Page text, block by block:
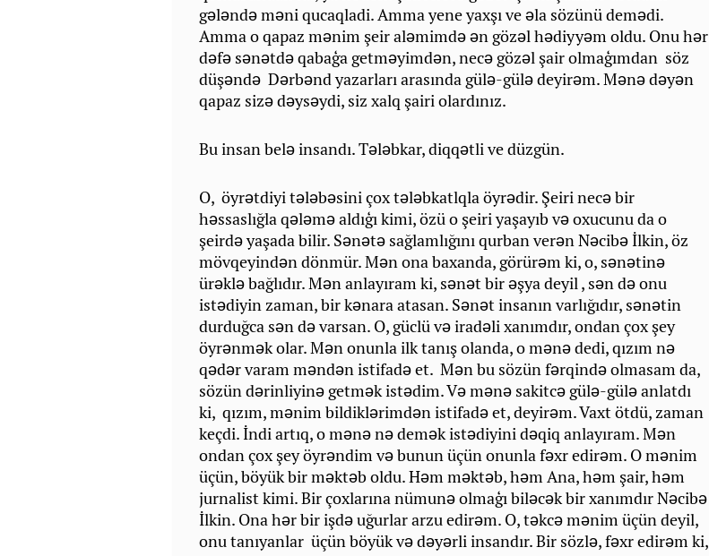
gələndə məni qucaqladi. Amma yene yaxşı ve əla sözünü demədi.
Amma o qapaz mənim şeir aləmimdə ən gözəl hədiyyəm oldu. Onu hər
dəfə sənətdə qabaģa getməyimdən, necə gözəl şair olmaģımdan söz
düşəndə Dərbənd yazarları arasında gülə-gülə deyirəm. Mənə dəyən
qapaz sizə dəysəydi, siz xalq şairi olardınız.
Bu insan belə insandı. Tələbkar, diqqətli ve düzgün.
O, öyrətdiyi tələbəsini çox tələbkatlqla öyrədir. Şeiri necə bir
həssaslığla qələmə aldıģı kimi, özü o şeiri yaşayıb və oxucunu da o
şeirdə yaşada bilir. Sənətə sağlamlığını qurban verən Nəcibə İlkin, öz
mövqeyindən dönmür. Mən ona baxanda, görürəm ki, o, sənətinə
ürəklə bağlıdır. Mən anlayıram ki, sənət bir əşya deyil , sən də onu
istədiyin zaman, bir kənara atasan. Sənət insanın varlığıdır, sənətin
durduğca sən də varsan. O, güclü və iradəli xanımdır, ondan çox şey
öyrənmək olar. Mən onunla ilk tanış olanda, o mənə dedi, qızım nə
qədər varam məndən istifadə et. Mən bu sözün fərqində olmasam da,
sözün dərinliyinə getmək istədim. Və mənə sakitcə gülə-gülə anlatdı
ki, qızım, mənim bildiklərimdən istifadə et, deyirəm. Vaxt ötdü, zaman
keçdi. İndi artıq, o mənə nə demək istədiyini dəqiq anlayıram. Mən
ondan çox şey öyrəndim və bunun üçün onunla fəxr edirəm. O mənim
üçün, böyük bir məktəb oldu. Həm məktəb, həm Ana, həm şair, həm
jurnalist kimi. Bir çoxlarına nümunə olmaģı biləcək bir xanımdır Nəcibə
İlkin. Ona hər bir işdə uğurlar arzu edirəm. O, təkcə mənim üçün deyil,
onu tanıyanlar üçün böyük və dəyərli insandır. Bir sözlə, fəxr edirəm ki,